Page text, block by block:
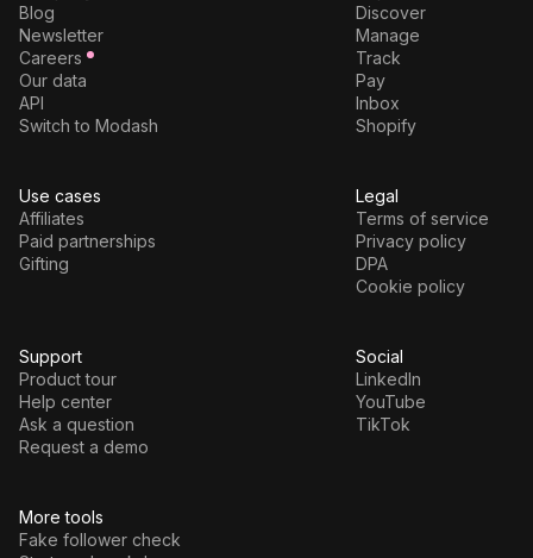
More tools
Fake follower check
Blog
Newsletter
Careers
Our data
API
Switch to Modash
Discover
Manage
Track
Pay
Inbox
Shopify
Use cases
Affiliates
Paid partnerships
Gifting
Legal
Terms of service
Privacy policy
DPA
Cookie policy
Support
Product tour
Help center
Ask a question
Request a demo
Social
LinkedIn
YouTube
TikTok